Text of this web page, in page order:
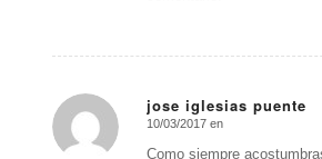
jose iglesias puente
Dice:
10/03/2017 en
Como siempre